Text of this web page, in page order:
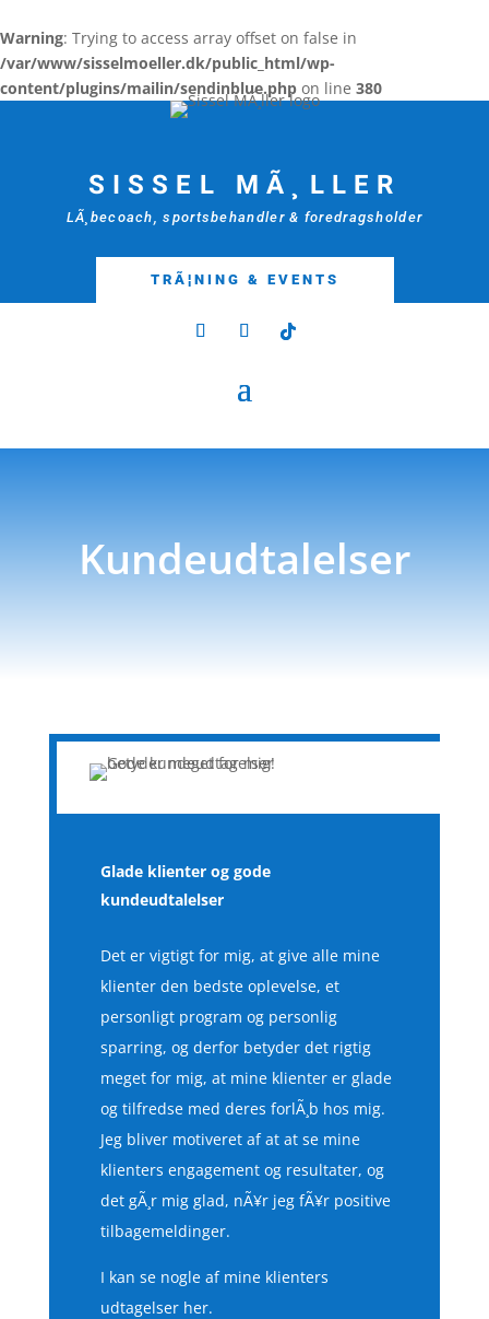
Warning: Trying to access array offset on false in
/var/www/sisselmoeller.dk/public_html/wp-
content/plugins/mailin/sendinblue.php on line 380
SISSEL MÃ¸LLER
LÃ¸becoach, sportsbehandler & foredragsholder
TRÃ¦NING & EVENTS
Kundeudtalelser
Glade klienter og gode
kundeudtalelser
Det er vigtigt for mig, at give alle mine
klienter den bedste oplevelse, et
personligt program og personlig
sparring, og derfor betyder det rigtig
meget for mig, at mine klienter er glade
og tilfredse med deres forlÃ¸b hos mig.
Jeg bliver motiveret af at at se mine
klienters engagement og resultater, og
det gÃ¸r mig glad, nÃ¥r jeg fÃ¥r positive
tilbagemeldinger.
I kan se nogle af mine klienters
udtagelser her.